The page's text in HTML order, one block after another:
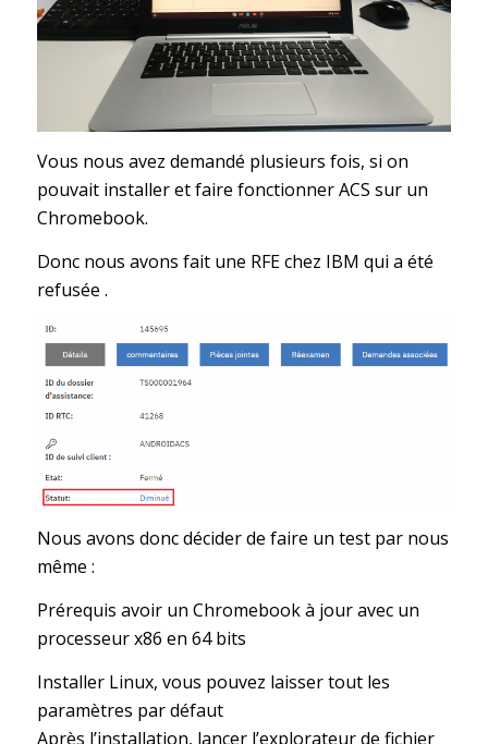
Vous nous avez demandé plusieurs fois, si on
pouvait installer et faire fonctionner ACS sur un
Chromebook.
Donc nous avons fait une RFE chez IBM qui a été
refusée .
Nous avons donc décider de faire un test par nous
même :
Prérequis avoir un Chromebook à jour avec un
processeur x86 en 64 bits
Installer Linux, vous pouvez laisser tout les
paramètres par défaut
Après l’installation, lancer l’explorateur de fichier